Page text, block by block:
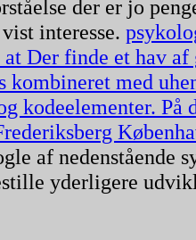
der er jo
interesse.
Der finde et hav
kombineret med
kodeelementer. På
af nedenstående
yderligere